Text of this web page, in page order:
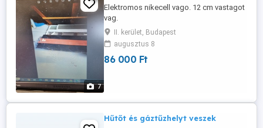
7
Elektromos nikecell vago. 12 cm vastagot
vag.
II. kerület, Budapest
augusztus 8
86 000 Ft
Hűtőt és gáztűzhelyt veszek